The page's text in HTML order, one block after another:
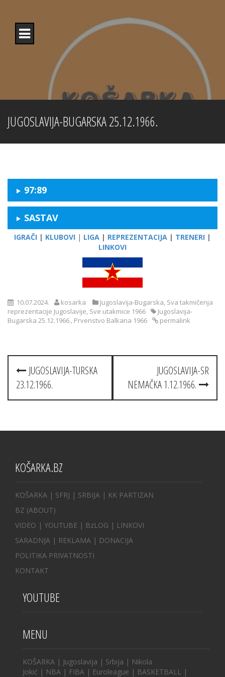
content
JUGOSLAVIJA-BUGARSKA 25.12.1966.
97:89
SASTAV
IGRAČI | KLUBOVI | LIGA | REPREZENTACIJA | TRENERI |
LINKOVI
10.07.2024. kosarka Jugoslavija-Bugarska Sva takmičenja
reprezentacije Jugoslavije Sve utakmice 1966
Jugoslavija-
Bugarska 25.12.1966. Prvenstvo Balkana 1966 permalink
Post
navigation
JUGOSLAVIJA-TURSKA
23.12.1966.
JUGOSLAVIJA-SR
NEMAČKA 1.12.1966.
KOŠARKA.BZ
KOŠARKA | SFRJ | SRBIJA | KK PARTIZAN
BZ (ABOUT)
VIDEO | YOUTUBE | BzLOG | LINKOVI
SARADNJA | REKLAMA | DONACIJA
POLITIKA PRIVATNOSTI
KONTAKT
YOUTUBE
MENU
KOŠARKA | Jugoslavija | Srbija | Nikola
Jokić | NBA | FIBA | Euroleague | BASKETBALL |